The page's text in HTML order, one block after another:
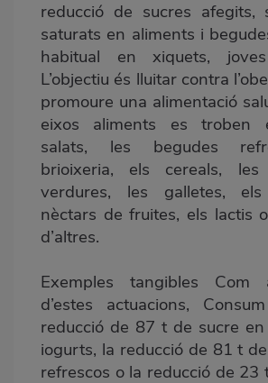
reducció de sucres afegits,
saturats en aliments i
habitual en xiquets,
L’objectiu és lluitar contra
promoure una alimentació
eixos aliments es troben
salats, les begudes
brioixeria, els cereals,
verdures, les galletes,
nèctars de fruites, els lactis
d’altres.
Exemples tangibles Com
d’estes actuacions,
reducció de 87 t de sucre
iogurts, la reducció de 81 t
refrescos o la reducció de 23